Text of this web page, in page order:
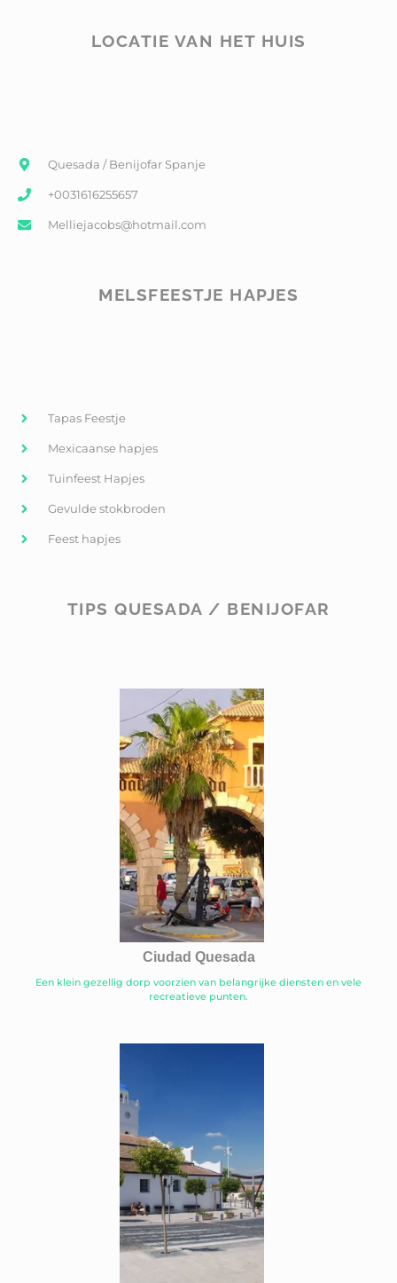
LOCATIE VAN HET HUIS
Quesada / Benijofar Spanje
+0031616255657
Melliejacobs@hotmail.com
MELSFEESTJE HAPJES
Tapas Feestje
Mexicaanse hapjes
Tuinfeest Hapjes
Gevulde stokbroden
Feest hapjes
TIPS QUESADA / BENIJOFAR
Ciudad Quesada
Een klein gezellig dorp voorzien van belangrijke diensten en vele
recreatieve punten.